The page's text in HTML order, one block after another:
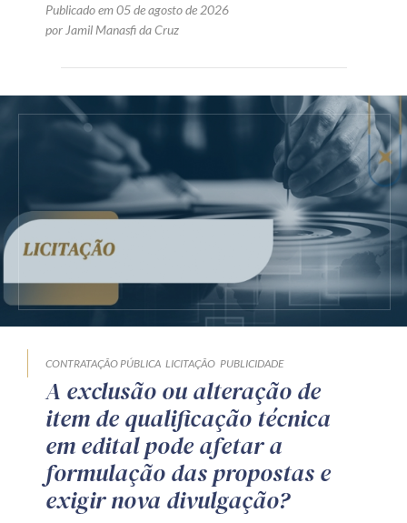
Publicado em 05 de agosto de 2026
por Jamil Manasfi da Cruz
CONTRATAÇÃO PÚBLICA LICITAÇÃO PUBLICIDADE
A exclusão ou alteração de
item de qualificação técnica
em edital pode afetar a
formulação das propostas e
exigir nova divulgação?